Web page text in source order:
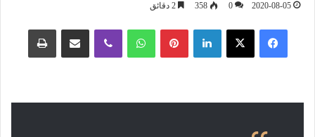
2020-08-05
0
358
فيسبوك ‫X لينكدإن بينتيريست واتساب ڤايبر مشاركة عبر البريد